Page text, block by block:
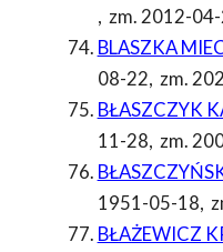
, zm. 2012-
BLASZKA
08-22, zm.
BŁASZCZYK
11-28, zm.
1951-05-18,
BŁAŻEWICZ